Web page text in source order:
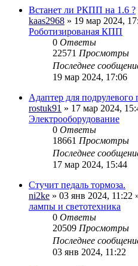
Встанет ли РКПП на 1.6 ?
kaas2968 » 19 мар 2024,
Роботизированая КПП
0 Ответы
22571 Просмотры
Последнее
19 мар 2024, 17:06
Адаптер для подрулевого
rostuk91 » 17 мар 2024,
Электрооборудование
0 Ответы
18661 Просмотры
Последнее
17 мар 2024, 15:44
Стучит педаль тормоза.
ni2ke » 03 янв 2024, 11:22
лампы и светотехника
0 Ответы
20509 Просмотры
Последнее
03 янв 2024, 11:22